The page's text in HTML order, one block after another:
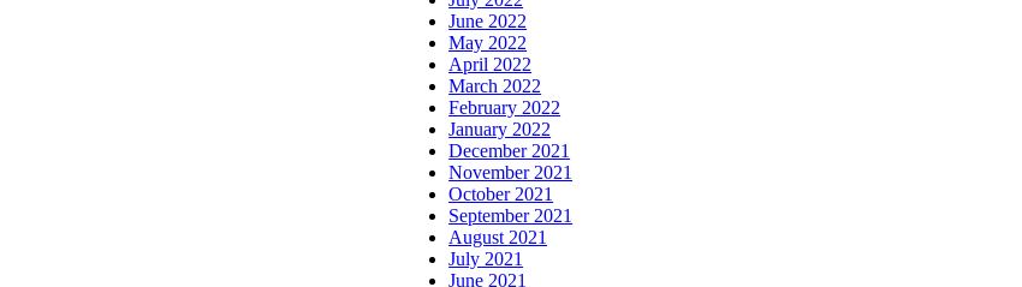
June 2022
May 2022
April 2022
March 2022
February 2022
January 2022
December 2021
November 2021
October 2021
September 2021
August 2021
July 2021
June 2021